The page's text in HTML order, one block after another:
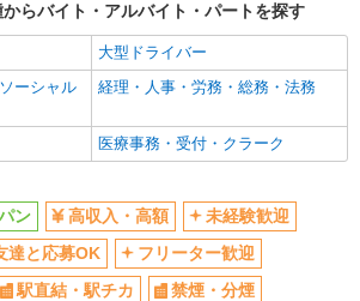
す
飲食・フード
す
らバイト・アルバイト・パートを探す
大型ドライバー
ーシャル
経理・人事・労務・総務・法務
医療事務・受付・クラーク
ン 高収入・高額
未経験歓迎
達と応募OK
フリーター歓迎
駅直結・駅チカ
禁煙・分煙